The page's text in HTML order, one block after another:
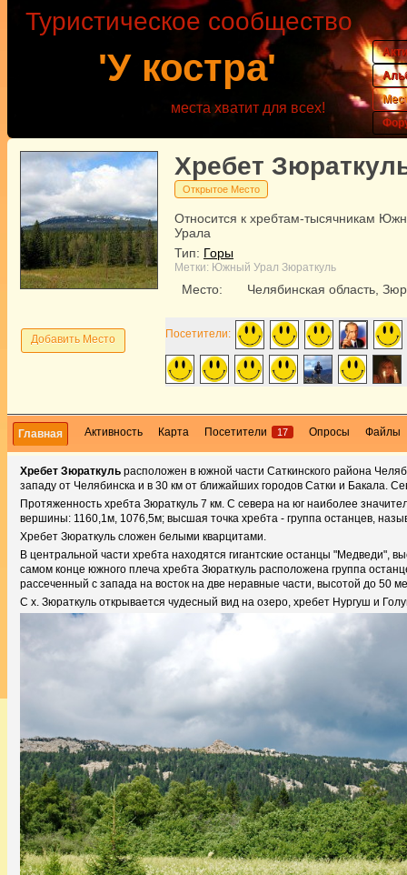
'У костра'
Туристическое сообщество
места хватит для всех!
Хребет
Открытое Место
Относится к хребтам-тысячникам
Урала
Тип: Горы
Метки: Южный Урал Зюраткуль
Место: Челябинская область,
Добавить Место Посетители:
Главная Активность Карта Посетители 17 Опросы Файлы
Хребет Зюраткуль расположен в южной части Саткинского района
западу от Челябинска и в 30 км от ближайших городов Сатки и Бакала.
Протяженность хребта Зюраткуль 7 км. С севера на юг наиболее
вершины: 1160,1м, 1076,5м; высшая точка хребта - группа останцев,
Хребет Зюраткуль сложен белыми кварцитами.
В центральной части хребта находятся гигантские останцы "Медведи",
самом конце южного плеча хребта Зюраткуль расположена группа
рассеченный с запада на восток на две неравные части, высотой до 50
С х. Зюраткуль открывается чудесный вид на озеро, хребет Нургуш и